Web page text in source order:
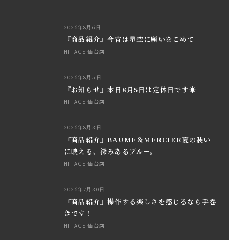
2026年8月6日
『商品紹介』今宵は星空に願いをこめて
HF-AGE 仙台店
2026年8月5日
『お知らせ』本日8月5日は定休日です☀
HF-AGE 仙台店
2026年8月3日
『商品紹介』BAUME＆MERCIER夏の装い
に映える、深みあるブルー。
HF-AGE 仙台店
2026年7月30日
『商品紹介』操作する楽しさを感じるなら手巻
きです！
HF-AGE 仙台店